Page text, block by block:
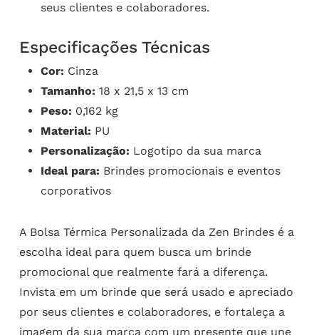
seus clientes e colaboradores.
Especificações Técnicas
Cor: Cinza
Tamanho: 18 x 21,5 x 13 cm
Peso: 0,162 kg
Material: PU
Personalização: Logotipo da sua marca
Ideal para: Brindes promocionais e eventos
corporativos
A Bolsa Térmica Personalizada da Zen Brindes é a
escolha ideal para quem busca um brinde
promocional que realmente fará a diferença.
Invista em um brinde que será usado e apreciado
por seus clientes e colaboradores, e fortaleça a
imagem da sua marca com um presente que une